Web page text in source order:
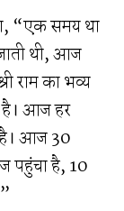
“एक समय था
थी, आज
राम का भव्य
है। आज हर
है। आज 30
पहुंचा है, 10